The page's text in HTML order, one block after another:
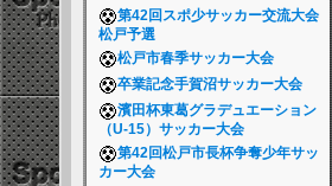
第42回スポ少サッカー交流大会
松戸予選
松戸市春季サッカー大会
卒業記念手賀沼サッカー大会
濱田杯東葛グラデュエーション
（U-15）サッカー大会
第42回松戸市長杯争奪少年サッ
カー大会